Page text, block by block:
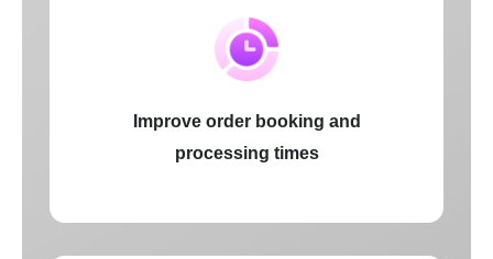
Improve order booking and
processing times